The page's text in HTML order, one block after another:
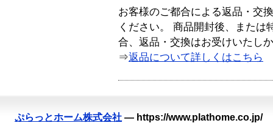
お客様のご都合による返品・交
ください。 商品開封後、または
合、返品・交換はお受けいたし
⇒返品について詳しくはこちら
ぷらっとホーム株式会社 — https://www.plathome.co.jp/